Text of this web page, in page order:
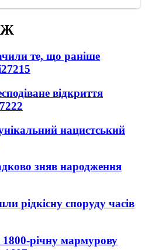
те, що раніше
27215
відкриття
7222
нацистський
зняв народження
рідкісну споруду часів
річну мармурову